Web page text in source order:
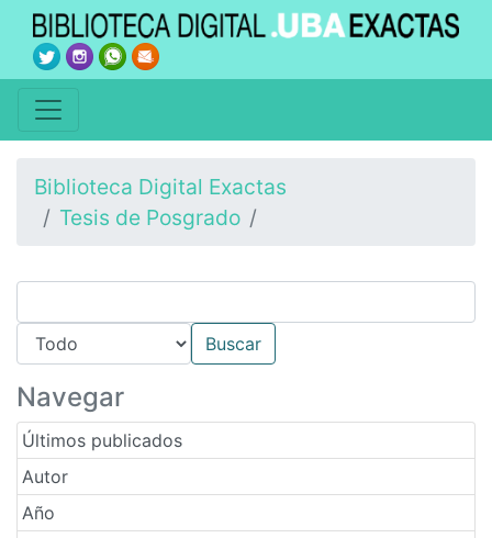
Biblioteca Digital Exactas
Tesis de Posgrado
Navegar
Últimos publicados
Autor
Año